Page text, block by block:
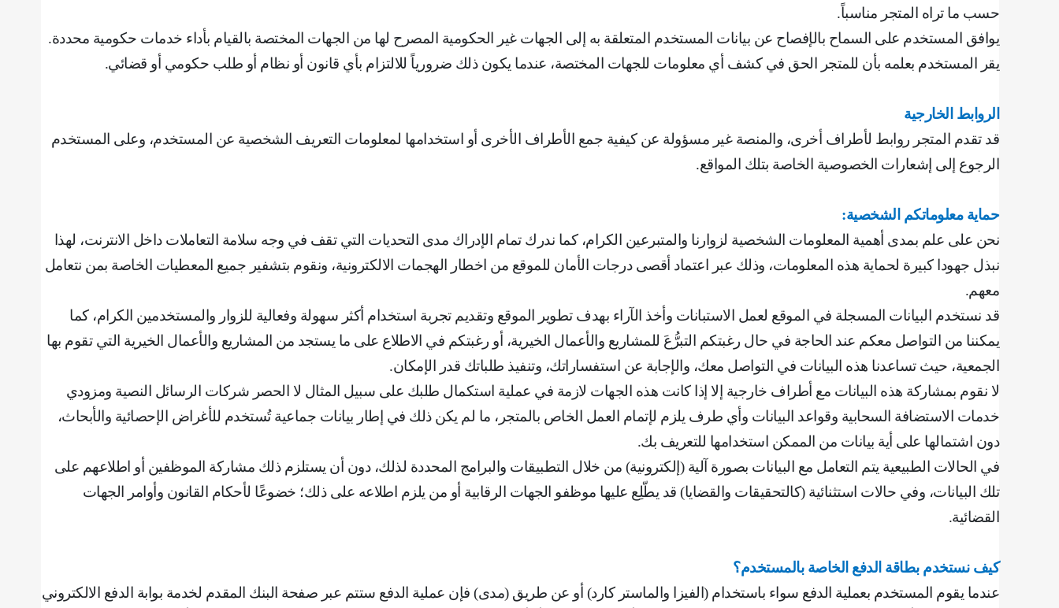
حسب ما تراه المتجر مناسباً.
يوافق المستخدم على السماح بالإفصاح عن بيانات المستخدم المتعلقة به إلى الجهات غير الحكومية المصرح لها من الجهات المختصة بالقيام بأداء خدمات حكومية محددة.
‌يقر المستخدم بعلمه بأن للمتجر الحق في كشف أي معلومات للجهات المختصة، عندما يكون ذلك ضرورياً للالتزام بأي قانون أو نظام أو طلب حكومي أو قضائي.
الروابط الخارجية
قد تقدم المتجر روابط لأطراف أخرى، والمنصة غير مسؤولة عن كيفية جمع الأطراف الأخرى أو استخدامها لمعلومات التعريف الشخصية عن المستخدم، وعلى المستخدم
الرجوع إلى إشعارات الخصوصية الخاصة بتلك المواقع.
حماية معلوماتكم الشخصية:
نحن على علم بمدى أهمية المعلومات الشخصية لزوارنا والمتبرعين الكرام، كما ندرك تمام الإدراك مدى التحديات التي تقف في وجه سلامة التعاملات داخل الانترنت، لهذا
نبذل جهودا كبيرة لحماية هذه المعلومات، وذلك عبر اعتماد أقصى درجات الأمان للموقع من اخطار الهجمات الالكترونية، ونقوم بتشفير جميع المعطيات الخاصة بمن نتعامل
معهم.
قد نستخدم البيانات المسجلة في الموقع لعمل الاستبانات وأخذ الآراء بهدف تطوير الموقع وتقديم تجربة استخدام أكثر سهولة وفعالية للزوار والمستخدمين الكرام، كما
يمكننا من التواصل معكم عند الحاجة في حال رغبتكم التبرُّعَ للمشاريع والأعمال الخيرية، أو رغبتكم في الاطلاع على ما يستجد من المشاريع والأعمال الخيرية التي تقوم بها
الجمعية، حيث تساعدنا هذه البيانات في التواصل معك، والإجابة عن استفساراتك، وتنفيذ طلباتك قدر الإمكان.
لا نقوم بمشاركة هذه البيانات مع أطراف خارجية إلا إذا كانت هذه الجهات لازمة في عملية استكمال طلبك على سبيل المثال لا الحصر شركات الرسائل النصية ومزودي
خدمات الاستضافة السحابية وقواعد البيانات وأي طرف يلزم لإتمام العمل الخاص بالمتجر، ما لم يكن ذلك في إطار بيانات جماعية تُستخدم للأغراض الإحصائية والأبحاث،
دون اشتمالها على أية بيانات من الممكن استخدامها للتعريف بك.
في الحالات الطبيعية يتم التعامل مع البيانات بصورة آلية (إلكترونية) من خلال التطبيقات والبرامج المحددة لذلك، دون أن يستلزم ذلك مشاركة الموظفين أو اطلاعهم على
تلك البيانات، وفي حالات استثنائية (كالتحقيقات والقضايا) قد يطّلِع عليها موظفو الجهات الرقابية أو من يلزم اطلاعه على ذلك؛ خضوعًا لأحكام القانون وأوامر الجهات
القضائية.
كيف نستخدم بطاقة الدفع الخاصة بالمستخدم؟
عندما يقوم المستخدم بعملية الدفع سواء باستخدام (الفيزا والماستر كارد) أو عن طريق (مدى) فإن عملية الدفع ستتم عبر صفحة البنك المقدم لخدمة بوابة الدفع الالكتروني